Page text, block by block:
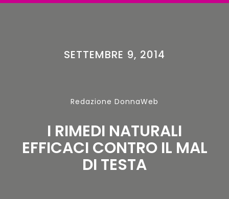
SETTEMBRE 9, 2014
Redazione DonnaWeb
I RIMEDI NATURALI
EFFICACI CONTRO IL MAL
DI TESTA